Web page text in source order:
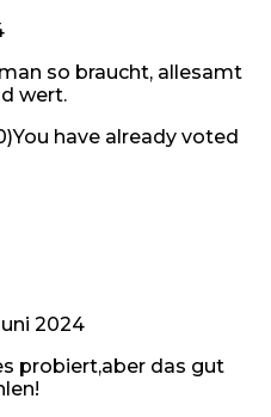
so braucht, allesamt
wert.
)You have already voted
2024
probiert,aber das gut